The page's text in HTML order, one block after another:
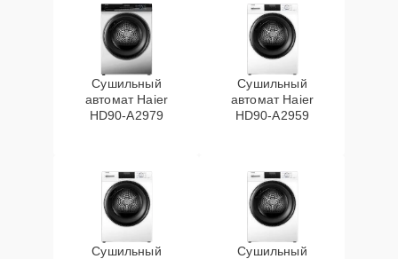
Сушильный
автомат Haier
HD90-A2979
Сушильный
автомат Haier
HD90-A2959
Сушильный
Сушильный